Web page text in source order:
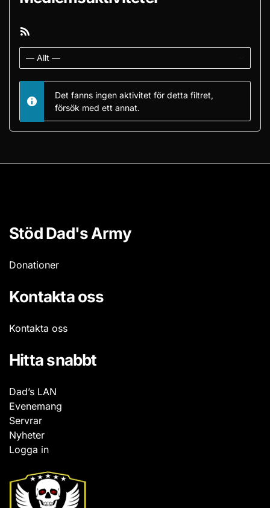
flöde
Visa:
Det fanns ingen aktivitet för detta filtret,
försök med ett annat.
Stöd Dad's Army
Donationer
Kontakta oss
Kontakta oss
Hitta snabbt
Dad’s LAN
Evenemang
Servrar
Nyheter
Logga in